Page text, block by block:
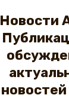
Новости
новостей